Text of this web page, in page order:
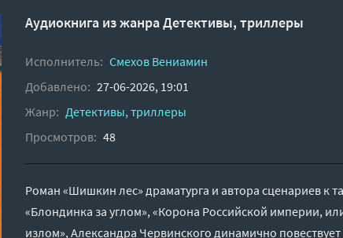
Аудиокнига из жанраДетективы, триллеры
Исполнитель: Смехов Вениамин
Добавлено: 27-06-2026, 19:01
Жанр: Детективы, триллеры
Просмотров: 48
Роман «Шишкин лес» драматурга и автора сценариев к
«Блондинка за углом», «Корона Российской империи,
излом», Александра Червинского динамично